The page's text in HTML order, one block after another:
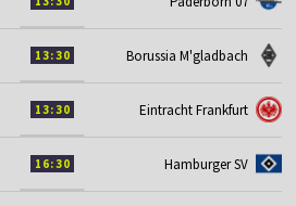
13:30 Borussia M'gladbach
13:30 Eintracht Frankfurt
16:30 Hamburger SV